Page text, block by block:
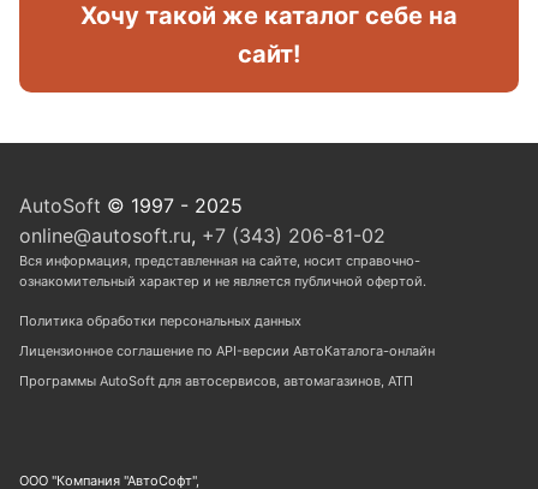
Хочу такой же каталог себе на
сайт!
AutoSoft © 1997 - 2025
online@autosoft.ru, +7 (343) 206-81-02
Вся информация, представленная на сайте, носит справочно-
ознакомительный характер и не является публичной офертой.
Политика обработки персональных данных
Лицензионное соглашение по API-версии АвтоКаталога-онлайн
Программы AutoSoft для автосервисов, автомагазинов, АТП
ООО "Компания "АвтоСофт",